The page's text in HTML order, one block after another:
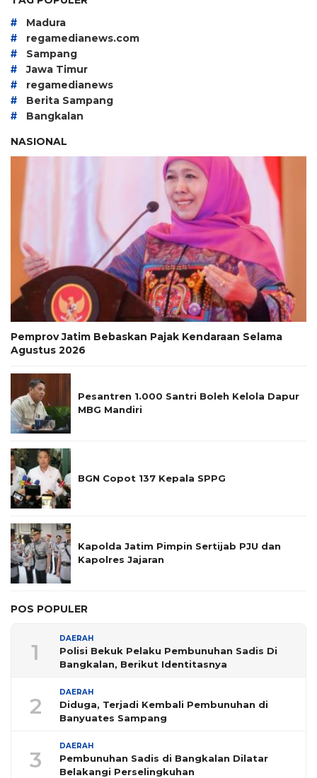
# Madura
# regamedianews.com
# Sampang
# Jawa Timur
# regamedianews
# Berita Sampang
#
Bangkalan
NASIONAL
Pemprov Jatim Bebaskan Pajak Kendaraan Selama
Agustus 2026
Pesantren 1.000 Santri Boleh Kelola Dapur
MBG Mandiri
BGN Copot 137 Kepala SPPG
Kapolda Jatim Pimpin Sertijab PJU dan
Kapolres Jajaran
POS POPULER
1
DAERAH
Polisi Bekuk Pelaku Pembunuhan Sadis Di
Bangkalan, Berikut Identitasnya
2
DAERAH
Diduga, Terjadi Kembali Pembunuhan di
Banyuates Sampang
3
DAERAH
Pembunuhan Sadis di Bangkalan Dilatar
Belakangi Perselingkuhan